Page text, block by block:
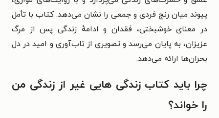
پیوند میان رنج فردی و جمعی را نشان می‌دهد. کتاب با تأمل
در معنای خوشبختی، فقدان و ادامهٔ زندگی پس از مرگ
عزیزان، به پایان می‌رسد و تصویری از تاب‌آوری و امید در دل
بحران‌ها ارائه می‌دهد.
چرا باید کتاب زندگی هایی غیر از زندگی من
را خواند؟